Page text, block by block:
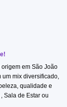
em São João
um mix diversificado,
qualidade e
Sala de Estar ou